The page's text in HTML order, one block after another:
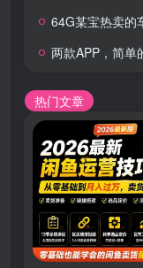
64G某宝热卖的车载
两款APP，简单的粘贴复
热门文章